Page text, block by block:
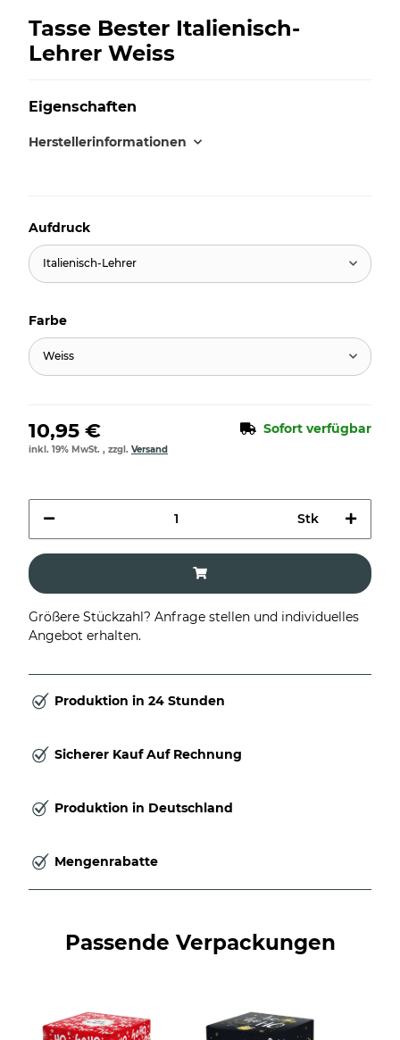
Tasse Bester Italienisch-
Lehrer Weiss
Eigenschaften
Herstellerinformationen
Aufdruck
Italienisch-Lehrer
Farbe
Weiss
10,95 € Sofort verfügbar
inkl. 19% MwSt. , zzgl. Versand
Stk
Größere Stückzahl? Anfrage stellen und individuelles
Angebot erhalten.
Produktion in 24 Stunden
Sicherer Kauf Auf Rechnung
Produktion in Deutschland
Mengenrabatte
Passende Verpackungen